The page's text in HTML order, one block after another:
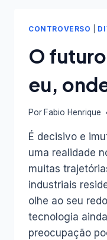
CONTROVERSO
O
eu,
Por Fabio Henrique
É decisivo e
uma realidade
muitas
industriais
olhe ao seu
tecnologia
preocupação